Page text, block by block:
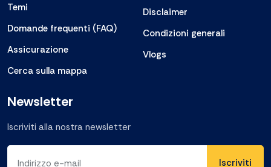
Temi
Domande frequenti (FAQ)
Assicurazione
Cerca sulla mappa
Disclaimer
Condizioni generali
Vlogs
Newsletter
Iscriviti alla nostra newsletter
Indirizzo e-mail